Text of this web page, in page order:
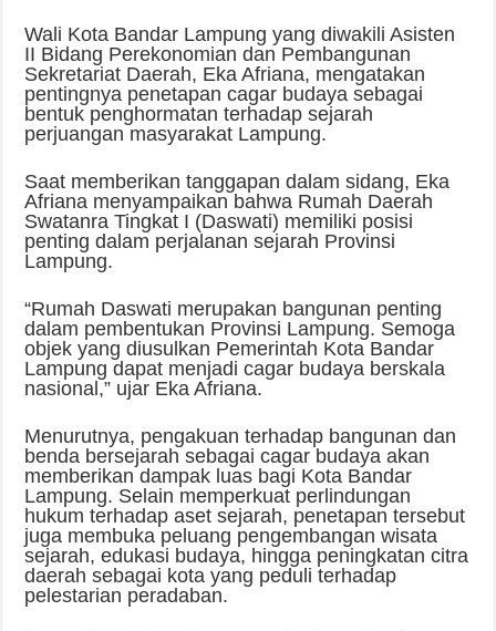
Wali Kota Bandar Lampung yang diwakili Asisten
II Bidang Perekonomian dan Pembangunan
Sekretariat Daerah, Eka Afriana, mengatakan
pentingnya penetapan cagar budaya sebagai
bentuk penghormatan terhadap sejarah
perjuangan masyarakat Lampung.
Saat memberikan tanggapan dalam sidang, Eka
Afriana menyampaikan bahwa Rumah Daerah
Swatanra Tingkat I (Daswati) memiliki posisi
penting dalam perjalanan sejarah Provinsi
Lampung.
“Rumah Daswati merupakan bangunan penting
dalam pembentukan Provinsi Lampung. Semoga
objek yang diusulkan Pemerintah Kota Bandar
Lampung dapat menjadi cagar budaya berskala
nasional,” ujar Eka Afriana.
Menurutnya, pengakuan terhadap bangunan dan
benda bersejarah sebagai cagar budaya akan
memberikan dampak luas bagi Kota Bandar
Lampung. Selain memperkuat perlindungan
hukum terhadap aset sejarah, penetapan tersebut
juga membuka peluang pengembangan wisata
sejarah, edukasi budaya, hingga peningkatan citra
daerah sebagai kota yang peduli terhadap
pelestarian peradaban.